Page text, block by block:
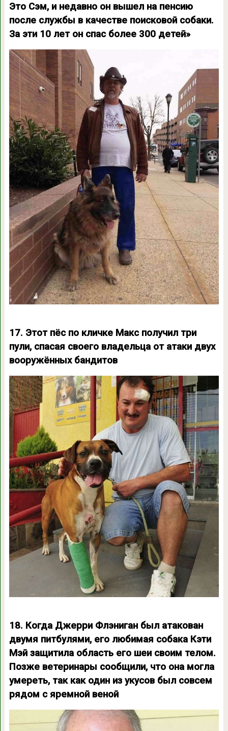
Это Сэм, и недавно он вышел на пенсию
после службы в качестве поисковой собаки.
За эти 10 лет он спас более 300 детей»
17. Этот пёс по кличке Макс получил три
пули, спасая своего владельца от атаки двух
вооружённых бандитов
18. Когда Джерри Флэниган был атакован
двумя питбулями, его любимая собака Кэти
Мэй защитила область его шеи своим телом.
Позже ветеринары сообщили, что она могла
умереть, так как один из укусов был совсем
рядом с яремной веной